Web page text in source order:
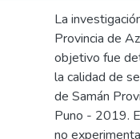
La
Provincia de
objetivo fue
la calidad de
de Samán
Puno - 2019.
no